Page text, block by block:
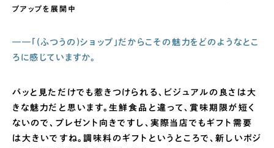
プアップを展開中
——「(ふつうの)ショップ」だからこその魅力をどのようなとこ
ろに感じていますか。
パッと見ただけでも惹きつけられる、ビジュアルの良さは大
きな魅力だと思います。生鮮食品と違って、賞味期限が短く
ないので、プレゼント向きですし、実際当店でもギフト需要
は大きいですね。調味料のギフトというところで、新しいポジ